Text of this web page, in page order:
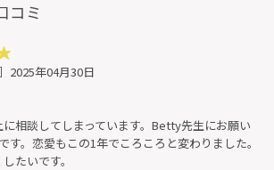
コミ
2025年04月30日
相談してしまっています。Betty先生にお願い
す。恋愛もこの1年でころころと変わりました。
たいです。